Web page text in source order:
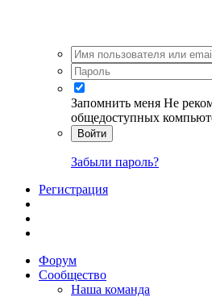
Запомнить меня Не
общедоступных
Войти
Забыли пароль?
Регистрация
Форум
Сообщество
Наша команда